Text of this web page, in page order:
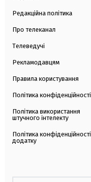
Редакційна політика
Про телеканал
Телеведучі
Рекламодавцям
Правила користування
Політика конфіденційності
Політика використання
штучного інтелекту
Політика конфіденційності
додатку